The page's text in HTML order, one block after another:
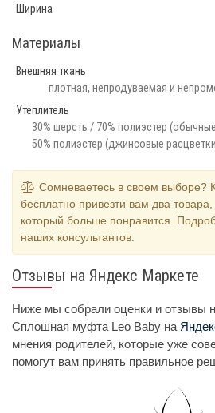
Ширина
Материалы
Внешняя ткань
плотная, непродуваемая и
Утеплитель
30% шерсть / 70% полиэстер
50% полиэстер (джинсовые
Сомневаетесь в своем выборе?
бесплатно привезти вам два товара,
который больше понравится.
наших консультантов.
Отзывы на Яндекс Маркете
Ниже мы собрали оценки и отзывы
Сплошная муфта Leo Baby на
мнения родителей, которые уже
помогут вам принять правильное